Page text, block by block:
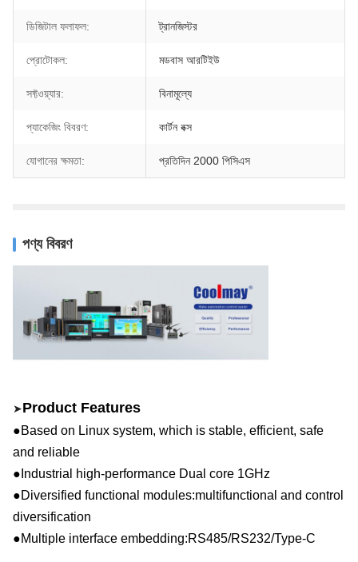
ডিজিটাল ফলাফল: ট্রানজিস্টর
প্রোটোকল: মডবাস আরটিইউ
সফ্টওয়্যার: বিনামূল্যে
প্যাকেজিং বিবরণ: কার্টন বক্স
যোগানের ক্ষমতা: প্রতিদিন 2000 পিসিএস
পণ্য বিবরণ
➤Product Features
●Based on Linux system, which is stable, efficient, safe
and reliable
●Industrial high-performance Dual core 1GHz
●Diversified functional modules:multifunctional and control
diversification
●Multiple interface embedding:RS485/RS232/Type-C